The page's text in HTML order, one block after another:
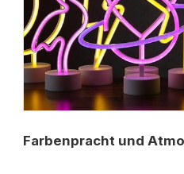
Farbenpracht und